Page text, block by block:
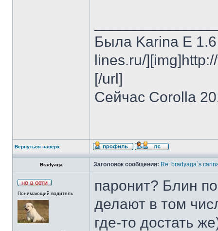
Была Karina E
lines.ru/
[/url]
Сейчас Corolla
Вернуться наверх
Bradyaga Заголовок сообщения: Re: bradyaga`s
Понимающий водитель
паронит? Блин
делают в том
где-то достать